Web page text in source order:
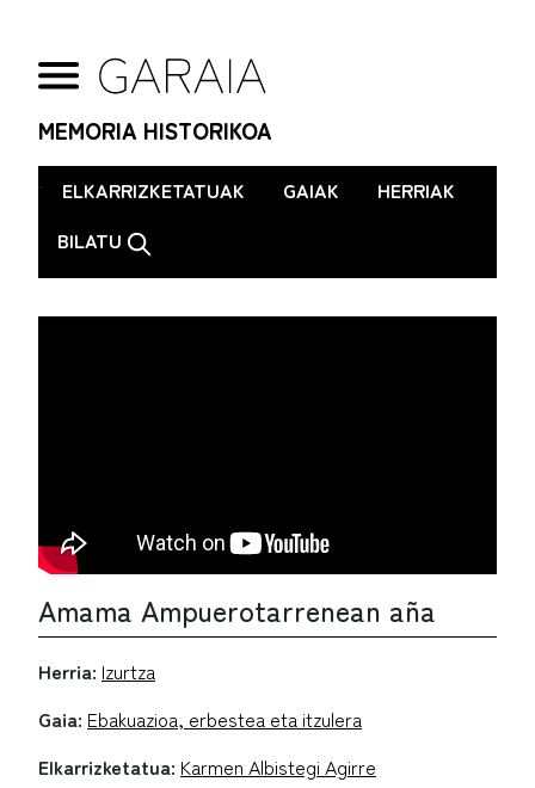
MEMORIA HISTORIKOA
. ELKARRIZKETATUAK GAIAK
HERRIAK
BILATU
Amama Ampuerotarrenean aña
Herria: Izurtza
Gaia: Ebakuazioa, erbestea eta itzulera
Elkarrizketatua: Karmen Albistegi Agirre